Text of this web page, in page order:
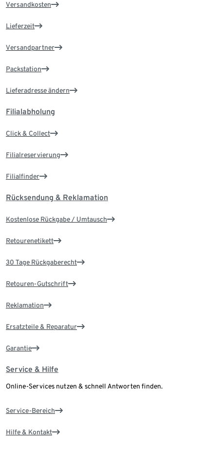
Versandkosten
Lieferzeit
Versandpartner
Packstation
Lieferadresse ändern
Filialabholung
Click & Collect
Filialreservierung
Filialfinder
Rücksendung & Reklamation
Kostenlose Rückgabe / Umtausch
Retourenetikett
30 Tage Rückgaberecht
Retouren-Gutschrift
Reklamation
Ersatzteile & Reparatur
Garantie
Service & Hilfe
Online-Services nutzen & schnell Antworten finden.
Service-Bereich
Hilfe & Kontakt